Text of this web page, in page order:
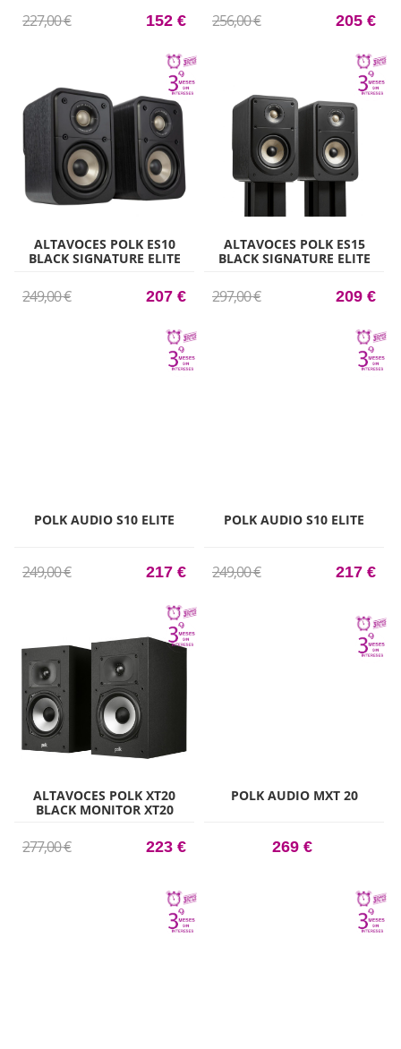
DE ESTANTE
227,00 € 152 €
DE ESTANTE
256,00 € 205 €
ALTAVOCES POLK ES10
BLACK SIGNATURE ELITE
DE ESTANTER
249,00 € 207 €
ALTAVOCES POLK ES15
BLACK SIGNATURE ELITE
DE ESTANTER
297,00 € 209 €
POLK AUDIO S10 ELITE
249,00 € 217 €
POLK AUDIO S10 ELITE
249,00 € 217 €
ALTAVOCES POLK XT20
BLACK MONITOR XT20
ESTANTERÍA HI-RES
277,00 € 223 €
POLK AUDIO MXT 20
269 €